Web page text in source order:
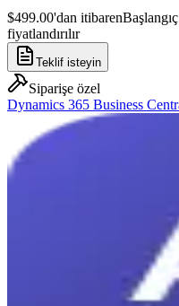
$499.00'dan itibaren
fiyatlandırılır
Teklif isteyin
Siparişe özel
Dynamics 365 Business